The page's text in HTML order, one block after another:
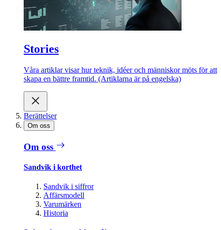
Stories
Våra artiklar visar hur teknik, idéer och människor möts för att
skapa en bättre framtid. (Artiklarna är på engelska)
Berättelser
Om oss
Om oss
Sandvik i korthet
Sandvik i siffror
Affärsmodell
Varumärken
Historia